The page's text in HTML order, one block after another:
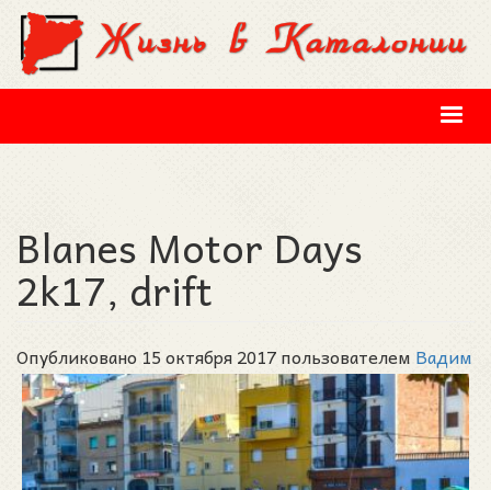
Перейти к основному содержанию
Blanes Motor Days
2k17, drift
Опубликовано 15 октября 2017 пользователем Вадим